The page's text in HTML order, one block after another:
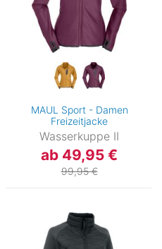
MAUL Sport - Damen
Freizeitjacke
Wasserkuppe II
ab 49,95 €
99,95 €